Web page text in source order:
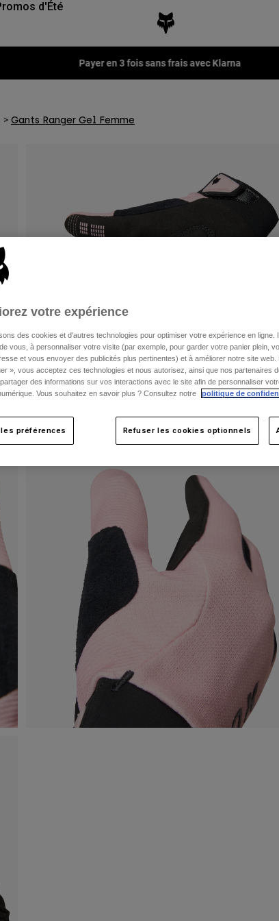
d'Été
Payer en 3 fois sans frais avec Klarna
Gants Ranger Gel Femme
votre expérience
des cookies et d'autres technologies pour optimiser votre expérience en ligne.
vous, à personnaliser votre visite (par exemple, pour garder votre panier plein,
et vous envoyer des publicités plus pertinentes) et à améliorer notre site web.
», vous acceptez ces technologies et nous autorisez, ainsi que nos partenaires
des informations sur vos interactions avec le site afin de personnaliser
Vous souhaitez en savoir plus ? Consultez notre
politique de
les préférences Refuser les cookies optionnels